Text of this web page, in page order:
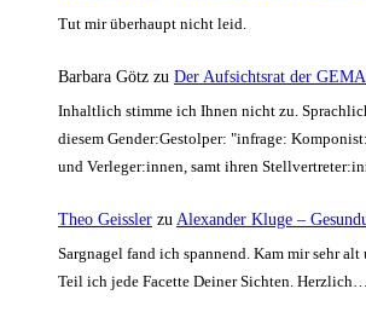
Tut mir überhaupt nicht leid.
Barbara Götz zu Der Aufsichtsrat der
Inhaltlich stimme ich Ihnen nicht zu.
diesem Gender:Gestolper: "infrage:
und Verleger:innen, samt ihren
Theo Geissler zu Alexander Kluge –
Sargnagel fand ich spannend. Kam mir sehr
Teil ich jede Facette Deiner Sichten. Herzlich…